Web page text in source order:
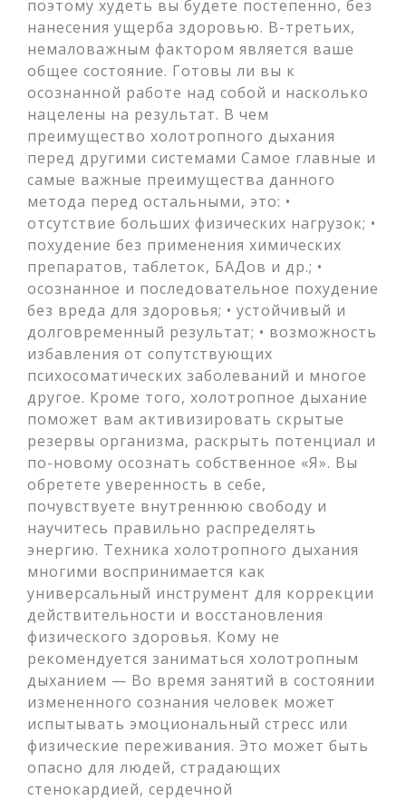
поэтому худеть вы будете постепенно, без
нанесения ущерба здоровью. В-третьих,
немаловажным фактором является ваше
общее состояние. Готовы ли вы к
осознанной работе над собой и насколько
нацелены на результат. В чем
преимущество холотропного дыхания
перед другими системами Самое главные и
самые важные преимущества данного
метода перед остальными, это: •
отсутствие больших физических нагрузок; •
похудение без применения химических
препаратов, таблеток, БАДов и др.; •
осознанное и последовательное похудение
без вреда для здоровья; • устойчивый и
долговременный результат; • возможность
избавления от сопутствующих
психосоматических заболеваний и многое
другое. Кроме того, холотропное дыхание
поможет вам активизировать скрытые
резервы организма, раскрыть потенциал и
по-новому осознать собственное «Я». Вы
обретете уверенность в себе,
почувствуете внутреннюю свободу и
научитесь правильно распределять
энергию. Техника холотропного дыхания
многими воспринимается как
универсальный инструмент для коррекции
действительности и восстановления
физического здоровья. Кому не
рекомендуется заниматься холотропным
дыханием — Во время занятий в состоянии
измененного сознания человек может
испытывать эмоциональный стресс или
физические переживания. Это может быть
опасно для людей, страдающих
стенокардией, сердечной